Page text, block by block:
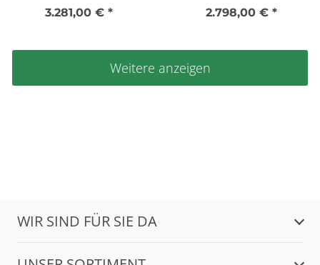
3.281,00 € * 2.798,00 € *
Weitere anzeigen
WIR SIND FÜR SIE DA